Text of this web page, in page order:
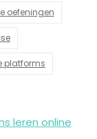
oefeningen
platforms
leren online